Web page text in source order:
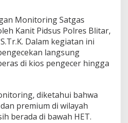
Monitoring Satgas
Kanit Pidsus Polres Blitar,
Dalam kegiatan ini
langsung
di kios pengecer hingga
diketahui bahwa
premium di wilayah
berada di bawah HET.